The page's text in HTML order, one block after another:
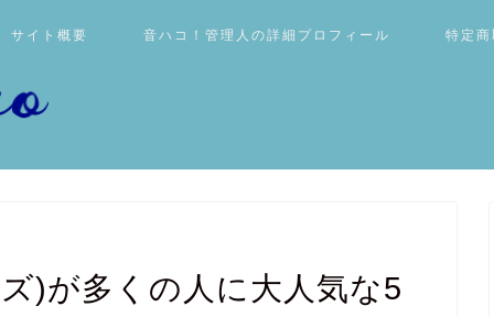
サイト概要 音ハコ！管理人の詳細プロフィール 特定
)が多くの人に大人気な5